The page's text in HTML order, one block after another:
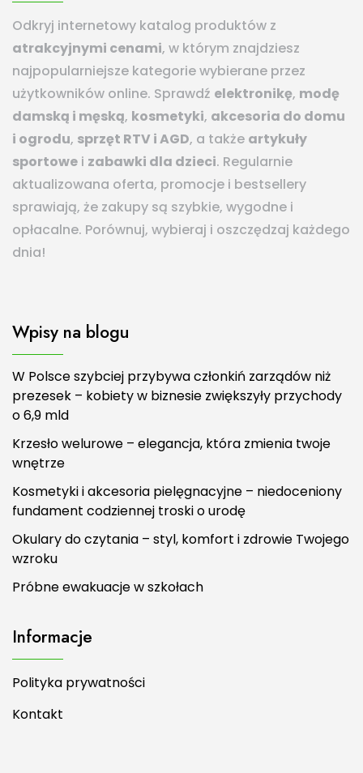
Odkryj internetowy katalog produktów z
atrakcyjnymi cenami, w którym znajdziesz
najpopularniejsze kategorie wybierane przez
użytkowników online. Sprawdź elektronikę, modę
damską i męską, kosmetyki, akcesoria do domu
i ogrodu, sprzęt RTV i AGD, a także artykuły
sportowe i zabawki dla dzieci. Regularnie
aktualizowana oferta, promocje i bestsellery
sprawiają, że zakupy są szybkie, wygodne i
opłacalne. Porównuj, wybieraj i oszczędzaj każdego
dnia!
Wpisy na blogu
W Polsce szybciej przybywa członkiń zarządów niż
prezesek – kobiety w biznesie zwiększyły przychody
o 6,9 mld
Krzesło welurowe – elegancja, która zmienia twoje
wnętrze
Kosmetyki i akcesoria pielęgnacyjne – niedoceniony
fundament codziennej troski o urodę
Okulary do czytania – styl, komfort i zdrowie Twojego
wzroku
Próbne ewakuacje w szkołach
Informacje
Polityka prywatności
Kontakt